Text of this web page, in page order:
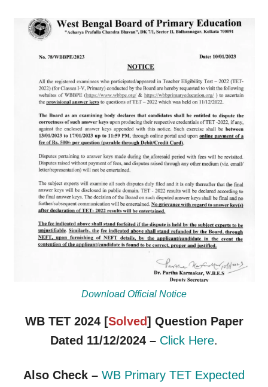
Download Official Notice
WB TET 2024 [Solved] Question Paper
Dated 11/12/2024 – Click Here.
Also Check – WB Primary TET Expected